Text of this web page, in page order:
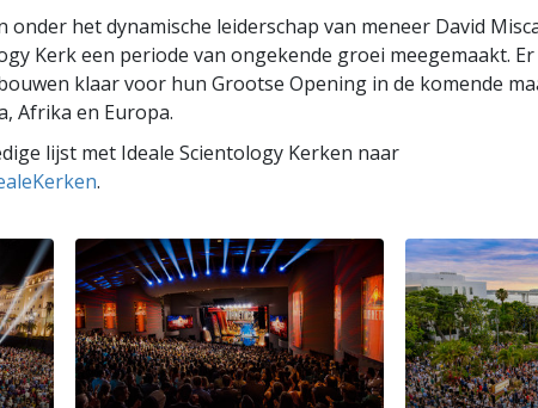
onder het dynamische leiderschap van meneer David
Kerk een periode van ongekende groei meegemaakt.
klaar voor hun Grootse Opening in de komende
Afrika en Europa.
lijst met Ideale Scientology Kerken naar
.